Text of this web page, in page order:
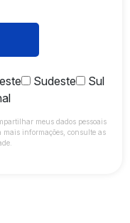
Sudeste
Sul
meus dados pessoais
mais informações, consulte as